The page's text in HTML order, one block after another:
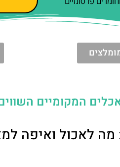
המקומיים השווים
לאכול ואיפה